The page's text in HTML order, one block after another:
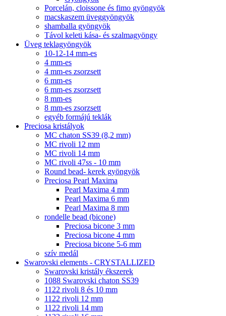
Porcelán, cloissone és fimo gyöngyök
macskaszem üveggyöngyök
shamballa gyöngyök
Távol keleti kása- és szalmagyöngy
Üveg teklagyöngyök
10-12-14 mm-es
4 mm-es
4 mm-es zsorzsett
6 mm-es
6 mm-es zsorzsett
8 mm-es
8 mm-es zsorzsett
egyéb formájú teklák
Preciosa kristályok
MC chaton SS39 (8,2 mm)
MC rivoli 12 mm
MC rivoli 14 mm
MC rivoli 47ss - 10 mm
Round bead- kerek gyöngyök
Preciosa Pearl Maxima
Pearl Maxima 4 mm
Pearl Maxima 6 mm
Pearl Maxima 8 mm
rondelle bead (bicone)
Preciosa bicone 3 mm
Preciosa bicone 4 mm
Preciosa bicone 5-6 mm
szív medál
Swarovski elements - CRYSTALLIZED
Swarovski kristály ékszerek
1088 Swarovski chaton SS39
1122 rivoli 8 és 10 mm
1122 rivoli 12 mm
1122 rivoli 14 mm